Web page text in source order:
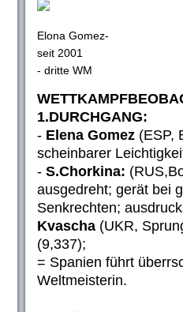
Elona Gomez-
seit 2001
- dritte WM
1.DURCHGANG:
- Elena Gomez (ESP,
scheinbarer
- S.Chorkina:
ausgedreht; gerät bei
Senkrechten;
Kvascha (UKR,
(9,337);
= Spanien führt
Weltmeisterin.